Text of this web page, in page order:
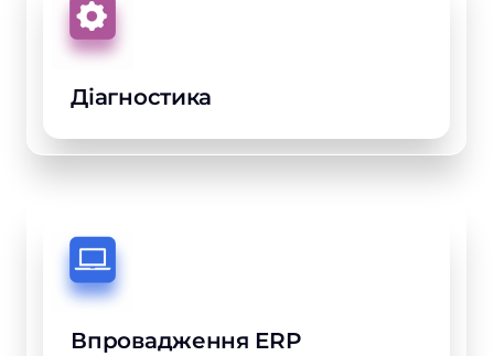
Діагностика
Впровадження ERP